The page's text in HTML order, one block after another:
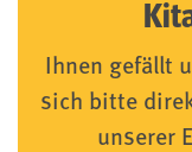
Ihnen gefällt
sich bitte
unserer